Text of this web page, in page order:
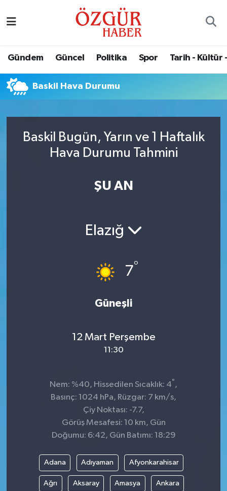
Gündem Güncel Politika Spor Tarih - Kültür
Baskil Hava Durumu
Baskil Bugün, Yarın ve 1 Haftalık
Hava Durumu Tahmini
ŞU AN
Elazığ
7°
Güneşli
12 Mart Perşembe
11:30
Nem: %40, Hissedilen Sıcaklık: 4° ,
Basınç: 1024 hPa, Rüzgar: 7 km/s,
Çiy Noktası: -7.7,
Görüş Mesafesi: 10 km, Gün
Doğumu: 6:42, Gün Batımı: 18:29
Adana Adıyaman Afyonkarahisar
Ağrı Aksaray Amasya Ankara
Eğitim
Ekonomi
Güncel
Tarih - Kültür - Sanat - Turizm
Nöbetçi Eczaneler
Namaz Vakitleri
Trafik Durumu
Süper Lig Puan Durumu ve Fikstür
Son Dakika Haberleri